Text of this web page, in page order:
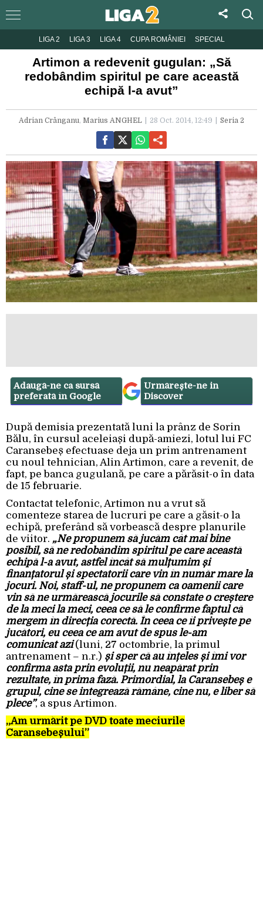
LIGA 2 LIGA 3 LIGA 4 CUPA ROMÂNIEI SPECIAL
Artimon a redevenit gugulan: „Să
redobândim spiritul pe care această
echipă l-a avut”
Adrian Crânganu, Marius ANGHEL 28 Oct. 2014, 12:49 Seria 2
Adaugă-ne ca sursă
preferată în Google
Urmărește-ne in
Discover
După demisia prezentată luni la prânz de Sorin
Bălu, în cursul aceleiași după-amiezi, lotul lui FC
Caransebeș efectuase deja un prim antrenament
cu noul tehnician, Alin Artimon, care a revenit, de
fapt, pe banca gugulană, pe care a părăsit-o în data
de 15 februarie.
Contactat telefonic, Artimon nu a vrut să
comenteze starea de lucruri pe care a găsit-o la
echipă, preferând să vorbească despre planurile
de viitor. „Ne propunem să jucăm cât mai bine
posibil, să ne redobândim spiritul pe care această
echipă l-a avut, astfel încât să mulțumim și
finanțatorul și spectatorii care vin în număr mare la
jocuri. Noi, staff-ul, ne propunem ca oamenii care
vin să ne urmărească jocurile să constate o creștere
de la meci la meci, ceea ce să le confirme faptul că
mergem în direcția corectă. În ceea ce îi privește pe
jucători, eu ceea ce am avut de spus le-am
comunicat azi(luni, 27 octombrie, la primul
antrenament – n.r.) și sper că au înțeles și îmi vor
confirma asta prin evoluții, nu neapărat prin
rezultate, în prima fază. Primordial, la Caransebeș e
grupul, cine se integrează rămâne, cine nu, e liber să
plece”, a spus Artimon.
„Am urmărit pe DVD toate meciurile
Caransebeșului”